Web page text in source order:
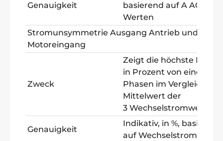
Genauigkeit
basierend auf A AC+DC-
Werten
Stromunsymmetrie Ausgang Antrieb und
Motoreingang
Zweck
Zeigt die höchste
in Prozent von einer der
Phasen im Vergleich
Mittelwert der
3 Wechselstromwerte
Genauigkeit
Indikativ, in %, basierend
auf